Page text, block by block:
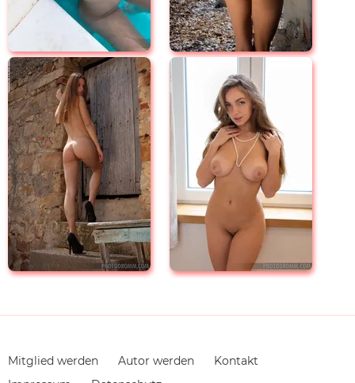
Navigation
Mitglied werden Autor werden
Kontakt